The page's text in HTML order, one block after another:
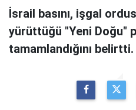
İsrail basını, işgal
yürüttüğü "Yeni Doğu"
tamamlandığını belirtti.